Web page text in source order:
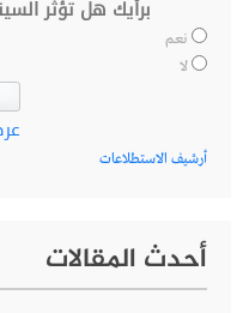
برأيك هل تؤثر
نعم
لا
أرشيف الاستطلاعات
أحدث المقالات